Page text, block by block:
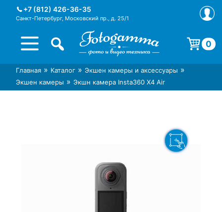
+7 (812) 426-36-35
Санкт-Петербург, Московский пр., д. 25/1
Интернет-магазин фототехники
Foto-Gamma в СПб
Магазин фотоаксессуаров foto-
gamma.ru
0
Корзина пуста.
Главная » Каталог » Экшен камеры и аксессуары »
Экшен камеры » Экшн камера Insta360 X4 Air